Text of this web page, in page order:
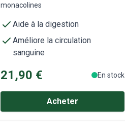
monacolines
Aide à la digestion
Améliore la circulation
sanguine
21,90 € En stock
Acheter